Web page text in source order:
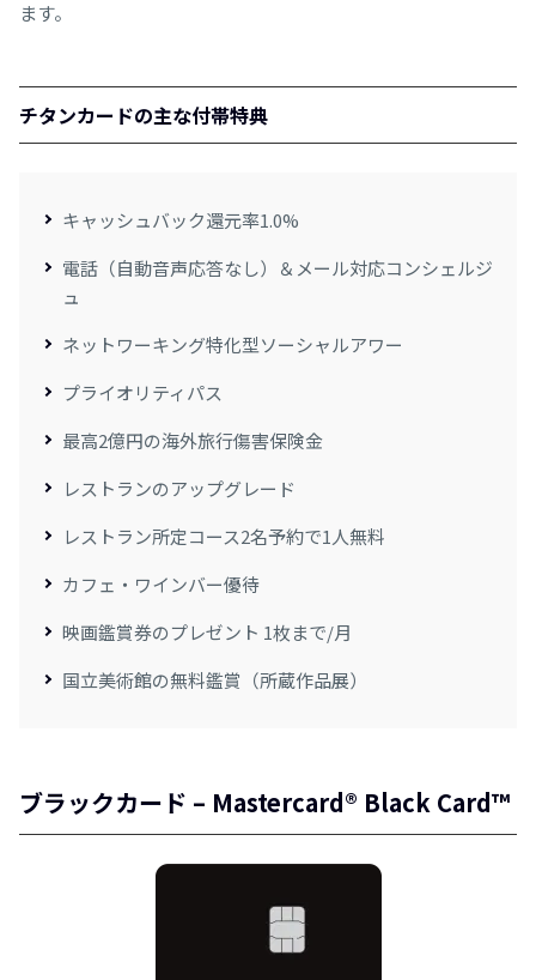
ます。
チタンカードの主な付帯特典
キャッシュバック還元率1.0%
電話（自動音声応答なし）＆メール対応コンシェルジ
ュ
ネットワーキング特化型ソーシャルアワー
プライオリティパス
最⾼2億円の海外旅⾏傷害保険⾦
レストランのアップグレード
レストラン所定コース2名予約で1人無料
カフェ・ワインバー優待
映画鑑賞券のプレゼント 1枚まで/月
国立美術館の無料鑑賞（所蔵作品展）
ブラックカード – Mastercard® Black Card™